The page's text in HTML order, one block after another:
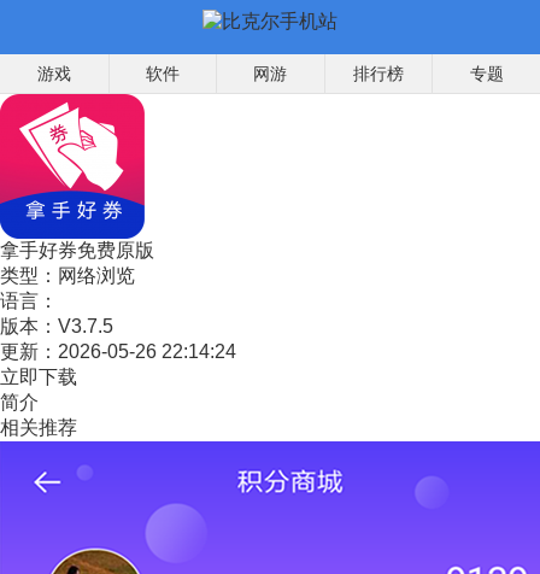
游戏 软件 网游 排行榜 专题
拿手好券免费原版
类型： 网络浏览
语言：
版本： V3.7.5
更新： 2026-05-26 22:14:24
立即下载
简介
相关推荐